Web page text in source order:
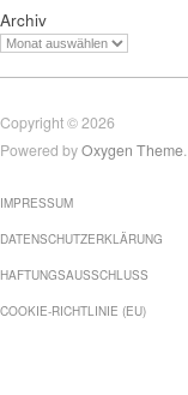
Archiv
Copyright © 2026
Powered byOxygen Theme.
IMPRESSUM
DATENSCHUTZERKLÄRUNG
HAFTUNGSAUSSCHLUSS
COOKIE-RICHTLINIE (EU)